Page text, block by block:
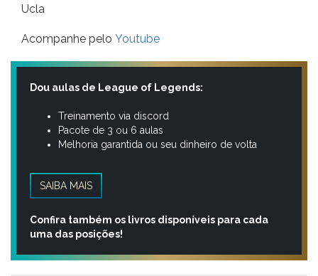
Ucla
Acompanhe pelo Youtube
Dou aulas de League of Legends:
Treinamento via discord
Pacote de 3 ou 6 aulas
Melhoria garantida ou seu dinheiro de volta
SAIBA MAIS
Confira também os livros disponíveis para cada
uma das posições!